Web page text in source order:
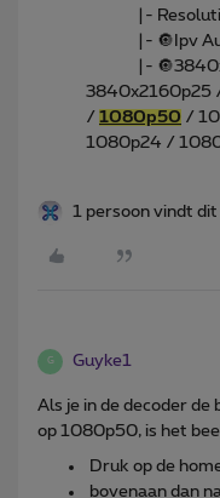
|-
|- 🔘Ipv
|-
3840x2160p25
/ 1080p50 /
1080p24 /
1 persoon vindt dit
G Guyke1
Als je in de decoder de
op 1080p50, is het
Druk op de
bovenaan dan